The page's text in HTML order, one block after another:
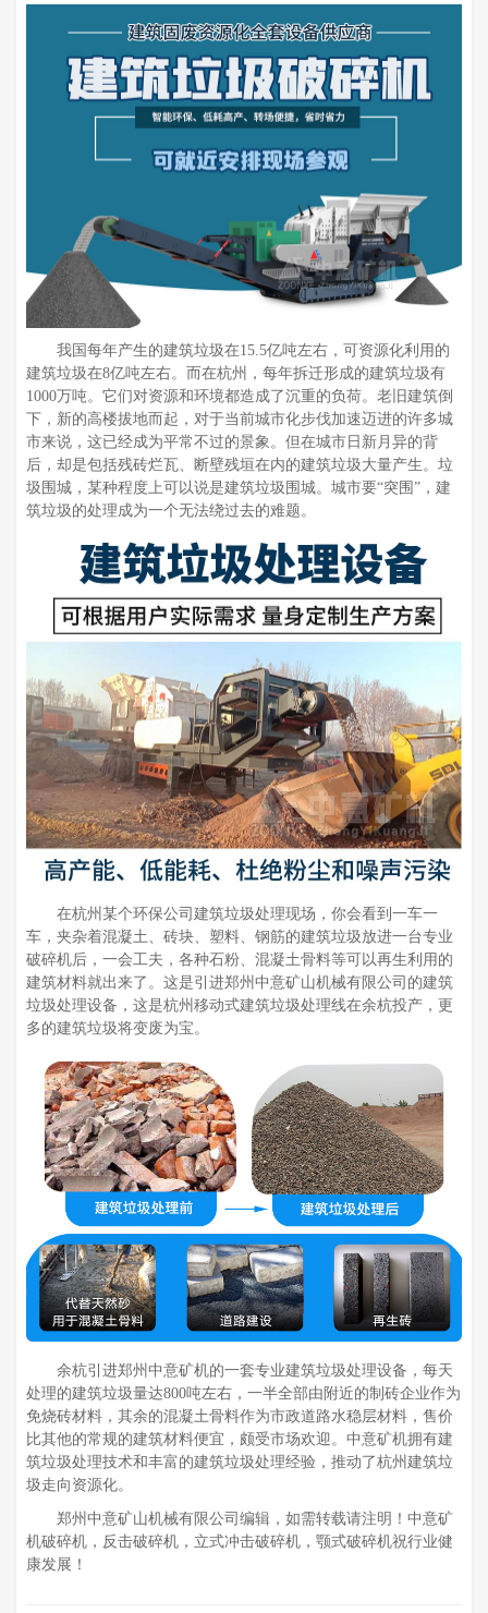
我国每年产生的建筑垃圾在15.5亿吨左右，可资源化利用的
建筑垃圾在8亿吨左右。而在杭州，每年拆迁形成的建筑垃圾有
1000万吨。它们对资源和环境都造成了沉重的负荷。老旧建筑倒
下，新的高楼拔地而起，对于当前城市化步伐加速迈进的许多城
市来说，这已经成为平常不过的景象。但在城市日新月异的背
后，却是包括残砖烂瓦、断壁残垣在内的建筑垃圾大量产生。垃
圾围城，某种程度上可以说是建筑垃圾围城。城市要“突围”，建
筑垃圾的处理成为一个无法绕过去的难题。
在杭州某个环保公司建筑垃圾处理现场，你会看到一车一
车，夹杂着混凝土、砖块、塑料、钢筋的建筑垃圾放进一台专业
破碎机后，一会工夫，各种石粉、混凝土骨料等可以再生利用的
建筑材料就出来了。这是引进郑州中意矿山机械有限公司的建筑
垃圾处理设备，这是杭州移动式建筑垃圾处理线在余杭投产，更
多的建筑垃圾将变废为宝。
余杭引进郑州中意矿机的一套专业建筑垃圾处理设备，每天
处理的建筑垃圾量达800吨左右，一半全部由附近的制砖企业作为
免烧砖材料，其余的混凝土骨料作为市政道路水稳层材料，售价
比其他的常规的建筑材料便宜，颇受市场欢迎。中意矿机拥有建
筑垃圾处理技术和丰富的建筑垃圾处理经验，推动了杭州建筑垃
圾走向资源化。
郑州中意矿山机械有限公司编辑，如需转载请注明！中意矿
机破碎机，反击破碎机，立式冲击破碎机，颚式破碎机祝行业健
康发展！